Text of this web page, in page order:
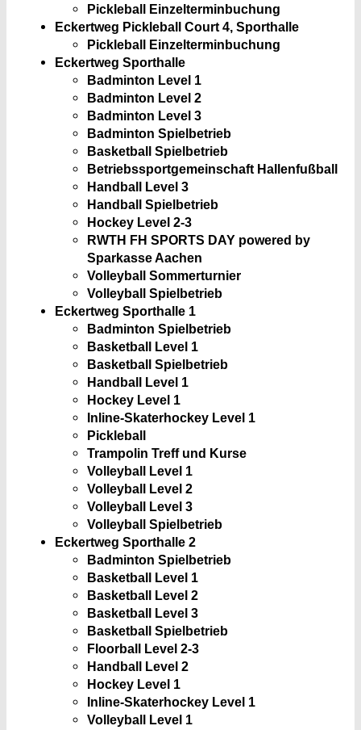
Pickleball Einzelterminbuchung
Eckertweg Pickleball Court 4, Sporthalle
Pickleball Einzelterminbuchung
Eckertweg Sporthalle
Badminton Level 1
Badminton Level 2
Badminton Level 3
Badminton Spielbetrieb
Basketball Spielbetrieb
Betriebssportgemeinschaft Hallenfußball
Handball Level 3
Handball Spielbetrieb
Hockey Level 2-3
RWTH FH SPORTS DAY powered by
Sparkasse Aachen
Volleyball Sommerturnier
Volleyball Spielbetrieb
Eckertweg Sporthalle 1
Badminton Spielbetrieb
Basketball Level 1
Basketball Spielbetrieb
Handball Level 1
Hockey Level 1
Inline-Skaterhockey Level 1
Pickleball
Trampolin Treff und Kurse
Volleyball Level 1
Volleyball Level 2
Volleyball Level 3
Volleyball Spielbetrieb
Eckertweg Sporthalle 2
Badminton Spielbetrieb
Basketball Level 1
Basketball Level 2
Basketball Level 3
Basketball Spielbetrieb
Floorball Level 2-3
Handball Level 2
Hockey Level 1
Inline-Skaterhockey Level 1
Volleyball Level 1